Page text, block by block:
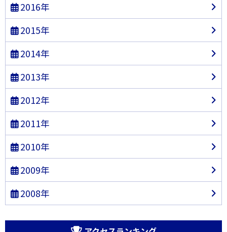
2016年
2015年
2014年
2013年
2012年
2011年
2010年
2009年
2008年